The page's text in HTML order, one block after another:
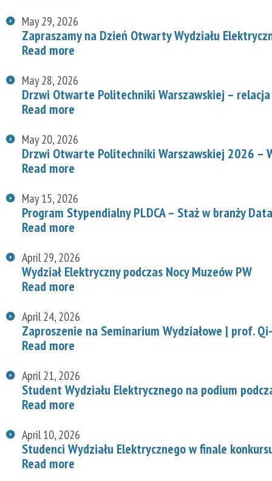
May 29, 2026
Zapraszamy na Dzień Otwarty Wydziału
Read more
May 28, 2026
Drzwi Otwarte Politechniki Warszawskiej – relacja
Read more
May 20, 2026
Drzwi Otwarte Politechniki Warszawskiej 2026 –
Read more
May 15, 2026
Program Stypendialny PLDCA – Staż w branży
Read more
April 29, 2026
Wydział Elektryczny podczas Nocy Muzeów PW
Read more
April 24, 2026
Zaproszenie na Seminarium Wydziałowe | prof.
Read more
April 21, 2026
Student Wydziału Elektrycznego na podium
Read more
April 10, 2026
Studenci Wydziału Elektrycznego w finale
Read more